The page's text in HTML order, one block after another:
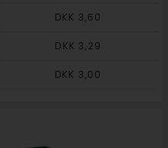
DKK 3,60
DKK 3,29
DKK 3,00